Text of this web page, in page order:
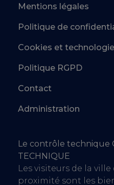
Mentions légales
Politique de
Cookies et
Politique RGPD
Contact
Administration
Le contrôle technique
TECHNIQUE
Les visiteurs de la
proximité sont les